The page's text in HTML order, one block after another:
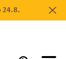
24.8.